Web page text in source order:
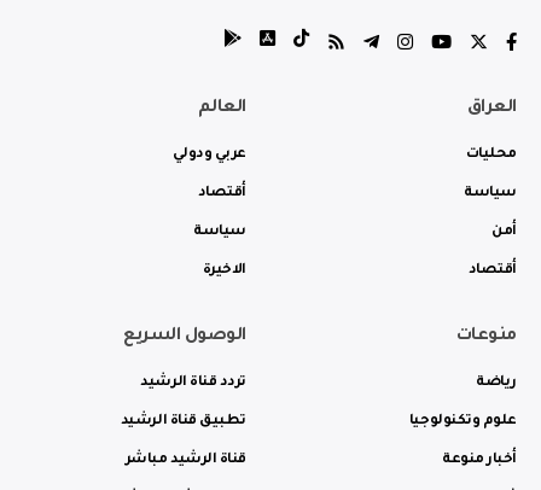
العراق
محليات
سياسة
أمن
أقتصاد
العالم
عربي ودولي
أقتصاد
سياسة
الاخيرة
منوعات
رياضة
علوم وتكنولوجيا
أخبار منوعة
الوصول السريع
تردد قناة الرشيد
تطبيق قناة الرشيد
قناة الرشيد مباشر